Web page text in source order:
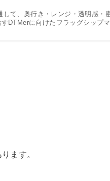
て、奥行き・レンジ・透明感・
DTMerに向けたフラッグシップ
ます。